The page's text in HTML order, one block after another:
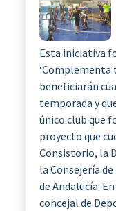
Esta iniciativa
‘Complementa
beneficiarán
temporada y
único club que
proyecto que
Consistorio, la
la Consejería
de Andalucía.
concejal de